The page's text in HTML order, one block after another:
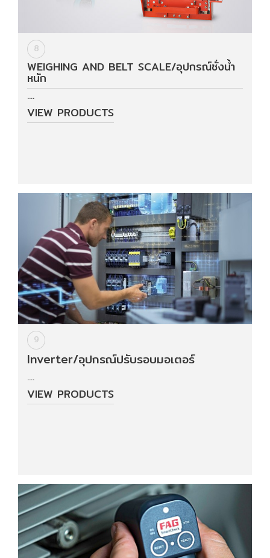
8
WEIGHING AND BELT SCALE/อุปกรณ์ชั่งน้ำ
หนัก
....
VIEW PRODUCTS
9
Inverter/อุปกรณ์ปรับรอบมอเตอร์
....
VIEW PRODUCTS